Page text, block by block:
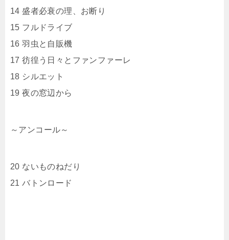
14 盛者必衰の理、お断り
15 フルドライブ
16 羽虫と自販機
17 彷徨う日々とファンファーレ
18 シルエット
19 夜の窓辺から
～アンコール～
20 ないものねだり
21 バトンロード